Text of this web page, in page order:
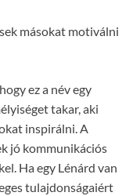
másokat motiválni
ez a név egy
takar, aki
inspirálni. A
jó kommunikációs
Ha egy Lénárd van
tulajdonságaiért